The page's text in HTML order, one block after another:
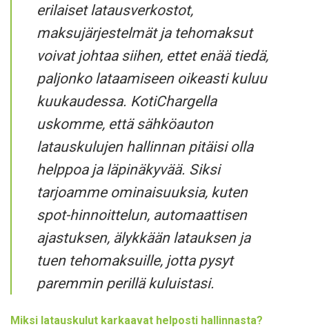
erilaiset latausverkostot,
maksujärjestelmät ja tehomaksut
voivat johtaa siihen, ettet enää tiedä,
paljonko lataamiseen oikeasti kuluu
kuukaudessa. KotiChargella
uskomme, että sähköauton
latauskulujen hallinnan pitäisi olla
helppoa ja läpinäkyvää. Siksi
tarjoamme ominaisuuksia, kuten
spot-hinnoittelun, automaattisen
ajastuksen, älykkään latauksen ja
tuen tehomaksuille, jotta pysyt
paremmin perillä kuluistasi.
Miksi latauskulut karkaavat helposti hallinnasta?